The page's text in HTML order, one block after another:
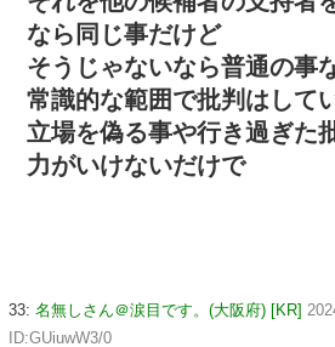
なら同じ事だけど
そうじゃないなら普通の事
常識的な範囲で批判はして
立場を偽る事や行き過ぎた
力がいけないだけで
33: 名無しさん＠涙目です。(大阪府) [KR]
ID:GUiuwW3/0